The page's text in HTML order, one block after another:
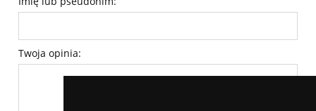
Twoja opinia: